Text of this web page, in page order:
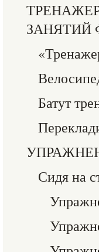
ЗАНЯТИЙ
Батут
Сидя на